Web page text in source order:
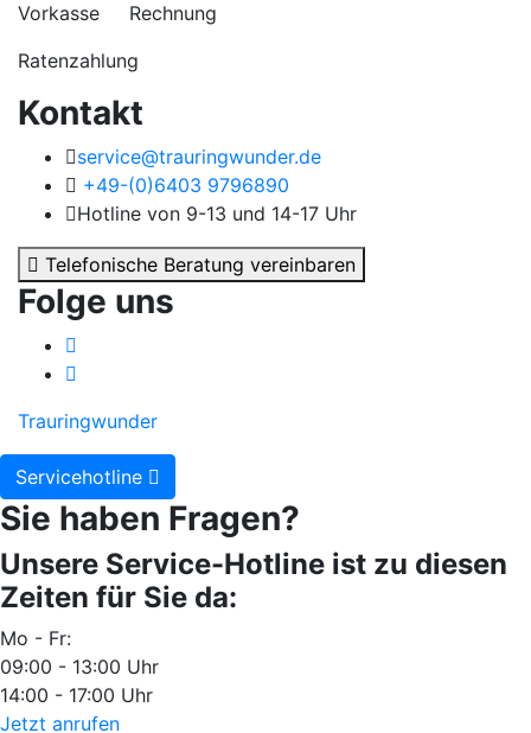
Vorkasse Rechnung
Ratenzahlung
Kontakt
service@trauringwunder.de
+49-(0)6403 9796890
Hotline von 9-13 und 14-17 Uhr
Telefonische Beratung vereinbaren
Folge uns
Trauringwunder
Servicehotline
Sie haben Fragen?
Unsere Service-Hotline ist zu diesen
Zeiten für Sie da:
Mo - Fr:
09:00 - 13:00 Uhr
14:00 - 17:00 Uhr
Jetzt anrufen